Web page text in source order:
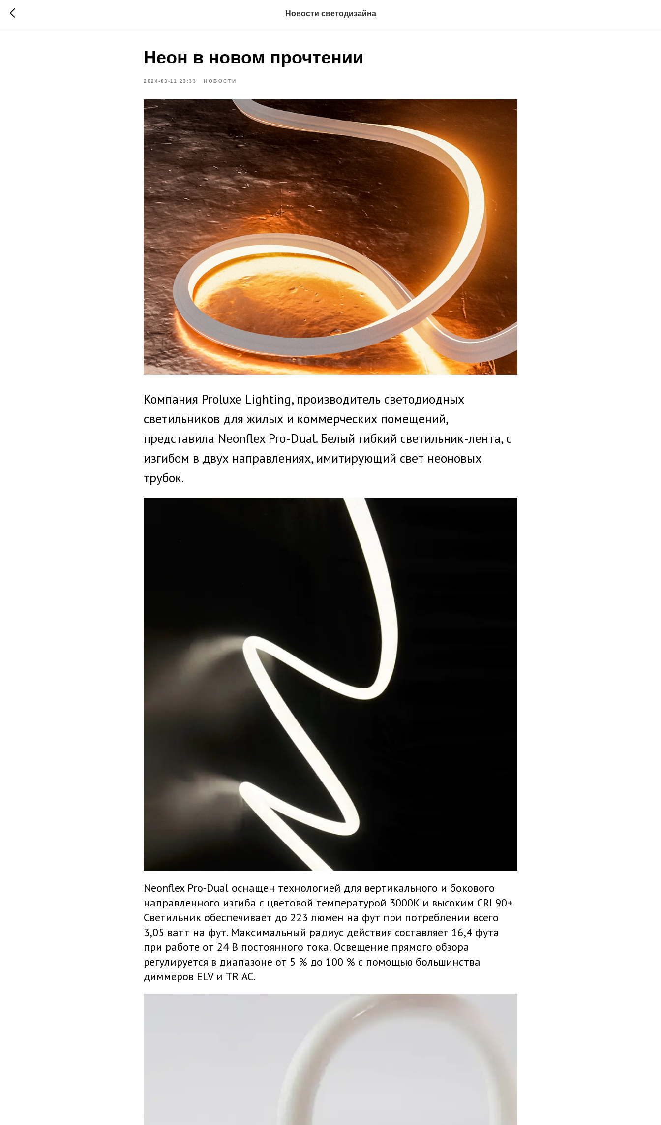
Новости светодизайна
Неон в новом прочтении
2024-03-11 23:33 НОВОСТИ
Компания Proluxe Lighting, производитель светодиодных
светильников для жилых и коммерческих помещений,
представила Neonflex Pro-Dual. Белый гибкий светильник-лента, с
изгибом в двух направлениях, имитирующий свет неоновых
трубок.
Neonflex Pro-Dual оснащен технологией для вертикального и бокового
направленного изгиба с цветовой температурой 3000K и высоким CRI 90+.
Светильник обеспечивает до 223 люмен на фут при потреблении всего
3,05 ватт на фут. Максимальный радиус действия составляет 16,4 фута
при работе от 24 В постоянного тока. Освещение прямого обзора
регулируется в диапазоне от 5 % до 100 % с помощью большинства
диммеров ELV и TRIAC.